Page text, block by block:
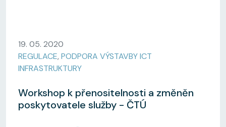
19. 05. 2020
REGULACE, PODPORA VÝSTAVBY ICT
INFRASTRUKTURY
Workshop k přenositelnosti a změněn
poskytovatele služby - ČTÚ